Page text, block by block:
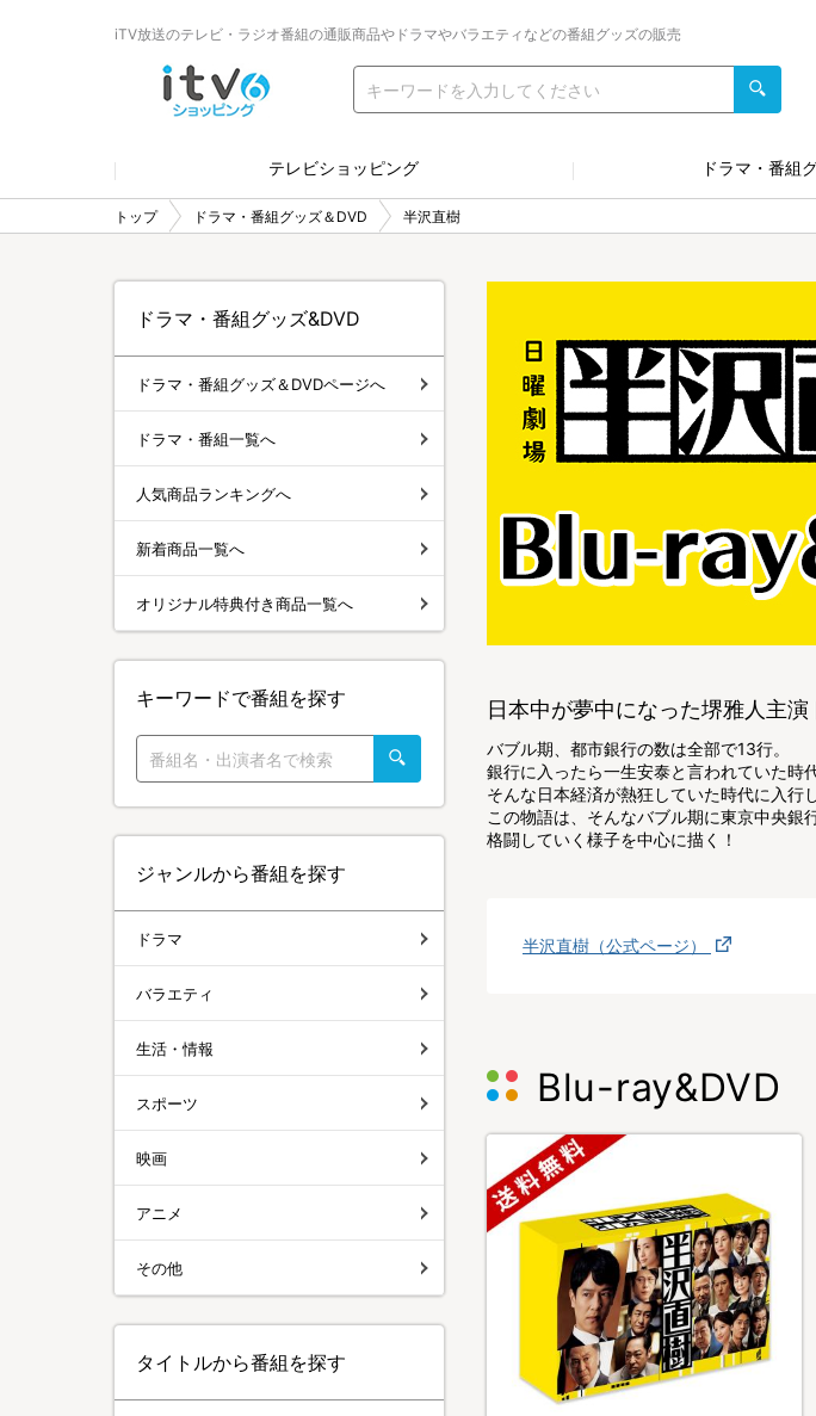
iTV放送のテレビ・ラジオ番組の通販商品やドラマやバラエティなどの番組グッズの販売
テレビショッピング ドラマ・番組
トップ ドラマ・番組グッズ＆DVD 半沢直樹
日本中が夢中になった堺雅人主演
バブル期、都市銀行の数は全部で13行。
銀行に入ったら一生安泰と言われていた時
そんな日本経済が熱狂していた時代に入行
この物語は、そんなバブル期に東京中央銀
格闘していく様子を中心に描く！
半沢直樹（公式ページ）
Blu-ray&DVD
ドラマ・番組グッズ&DVD
ドラマ・番組グッズ＆DVDページへ
ドラマ・番組一覧へ
人気商品ランキングへ
新着商品一覧へ
オリジナル特典付き商品一覧へ
キーワードで番組を探す
ジャンルから番組を探す
ドラマ
バラエティ
生活・情報
スポーツ
映画
アニメ
その他
タイトルから番組を探す